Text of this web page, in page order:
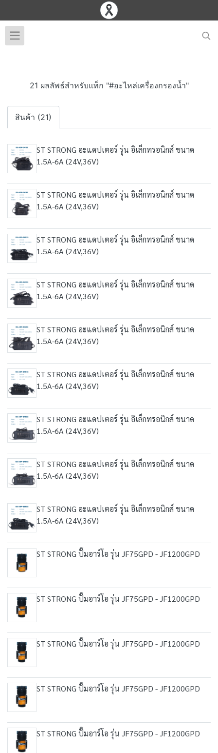
21 ผลลัพธ์สำหรับแท็ก "#อะไหล่เครื่องกรองน้ำ"
สินค้า (21)
ST STRONG อะแดปเตอร์ รุ่น อิเล็กทรอนิกส์ ขนาด
1.5A-6A (24V,36V)
ST STRONG อะแดปเตอร์ รุ่น อิเล็กทรอนิกส์ ขนาด
1.5A-6A (24V,36V)
ST STRONG อะแดปเตอร์ รุ่น อิเล็กทรอนิกส์ ขนาด
1.5A-6A (24V,36V)
ST STRONG อะแดปเตอร์ รุ่น อิเล็กทรอนิกส์ ขนาด
1.5A-6A (24V,36V)
ST STRONG อะแดปเตอร์ รุ่น อิเล็กทรอนิกส์ ขนาด
1.5A-6A (24V,36V)
ST STRONG อะแดปเตอร์ รุ่น อิเล็กทรอนิกส์ ขนาด
1.5A-6A (24V,36V)
ST STRONG อะแดปเตอร์ รุ่น อิเล็กทรอนิกส์ ขนาด
1.5A-6A (24V,36V)
ST STRONG อะแดปเตอร์ รุ่น อิเล็กทรอนิกส์ ขนาด
1.5A-6A (24V,36V)
ST STRONG อะแดปเตอร์ รุ่น อิเล็กทรอนิกส์ ขนาด
1.5A-6A (24V,36V)
ST STRONG ปั๊มอาร์โอ รุ่น JF75GPD - JF1200GPD
ST STRONG ปั๊มอาร์โอ รุ่น JF75GPD - JF1200GPD
ST STRONG ปั๊มอาร์โอ รุ่น JF75GPD - JF1200GPD
ST STRONG ปั๊มอาร์โอ รุ่น JF75GPD - JF1200GPD
ST STRONG ปั๊มอาร์โอ รุ่น JF75GPD - JF1200GPD